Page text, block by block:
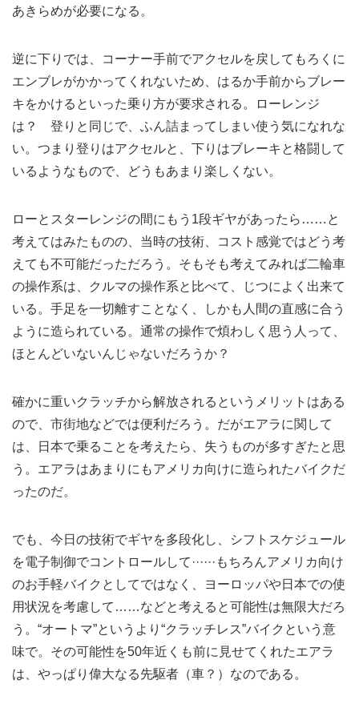
あきらめが必要になる。
逆に下りでは、コーナー手前でアクセルを戻してもろくに
エンブレがかかってくれないため、はるか手前からブレー
キをかけるといった乗り方が要求される。ローレンジ
は？ 登りと同じで、ふん詰まってしまい使う気になれな
い。つまり登りはアクセルと、下りはブレーキと格闘して
いるようなもので、どうもあまり楽しくない。
ローとスターレンジの間にもう1段ギヤがあったら……と
考えてはみたものの、当時の技術、コスト感覚ではどう考
えても不可能だっただろう。そもそも考えてみれば二輪車
の操作系は、クルマの操作系と比べて、じつによく出来て
いる。手足を一切離すことなく、しかも人間の直感に合う
ように造られている。通常の操作で煩わしく思う人って、
ほとんどいないんじゃないだろうか？
確かに重いクラッチから解放されるというメリットはある
ので、市街地などでは便利だろう。だがエアラに関して
は、日本で乗ることを考えたら、失うものが多すぎたと思
う。エアラはあまりにもアメリカ向けに造られたバイクだ
ったのだ。
でも、今日の技術でギヤを多段化し、シフトスケジュール
を電子制御でコントロールして······もちろんアメリカ向け
のお手軽バイクとしてではなく、ヨーロッパや日本での使
用状況を考慮して……などと考えると可能性は無限大だろ
う。“オートマ”というより“クラッチレス”バイクという意
味で。その可能性を50年近くも前に見せてくれたエアラ
は、やっぱり偉大なる先駆者（車？）なのである。